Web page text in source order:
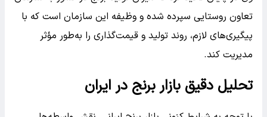
تعاون روستایی سپرده شده و وظیفه این سازمان است که با
پیگیری‌های لازم، روند تولید و قیمت‌گذاری را به‌طور مؤثر
مدیریت کند.
تحلیل دقیق بازار برنج در ایران